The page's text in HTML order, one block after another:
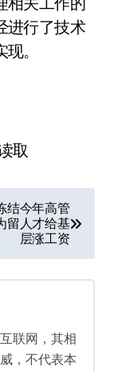
进行了技术
。
取
结今年高管
留人才给基
层涨工资
联网，其相
，不代表本